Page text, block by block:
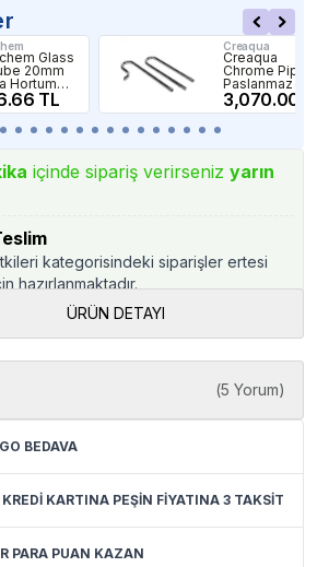
Glass
20mm
Hortum
Parçası
TL
Creaqua
Creaqua
Chrome Pipe
Paslanmaz
12-16mm
3,070.00
içinde sipariş verirseniz yarın
kategorisindeki siparişler ertesi
hazırlanmaktadır.
ÜRÜN DETAYI
(5 Yorum)
BEDAVA
KARTINA PEŞİN FİYATINA 3 TAKSİT
PARA PUAN KAZAN